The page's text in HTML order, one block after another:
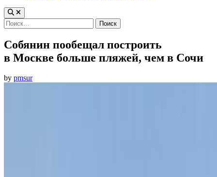
Найти:
Собянин пообещал построить
в Москве больше пляжей, чем в Сочи
by pmsur